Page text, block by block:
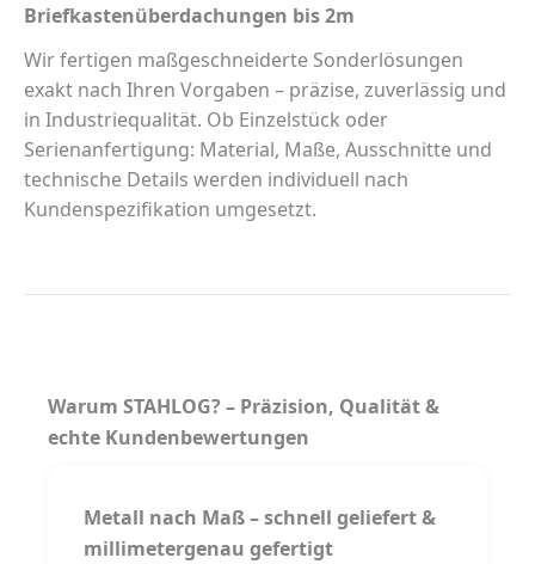
Briefkastenüberdachungen bis 2m
Wir fertigen maßgeschneiderte Sonderlösungen
exakt nach Ihren Vorgaben – präzise, zuverlässig und
in Industriequalität. Ob Einzelstück oder
Serienanfertigung: Material, Maße, Ausschnitte und
technische Details werden individuell nach
Kundenspezifikation umgesetzt.
Warum STAHLOG? – Präzision, Qualität &
echte Kundenbewertungen
Metall nach Maß – schnell geliefert &
millimetergenau gefertigt